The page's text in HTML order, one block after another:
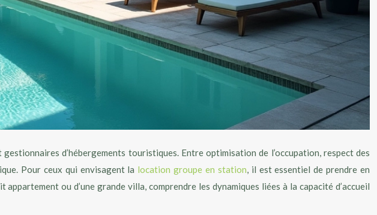
d’hébergements touristiques. Entre optimisation de l’occupation, respect des
Pour ceux qui envisagent la location groupe en station , il est essentiel de prendre en
ou d’une grande villa, comprendre les dynamiques liées à la capacité d’accueil